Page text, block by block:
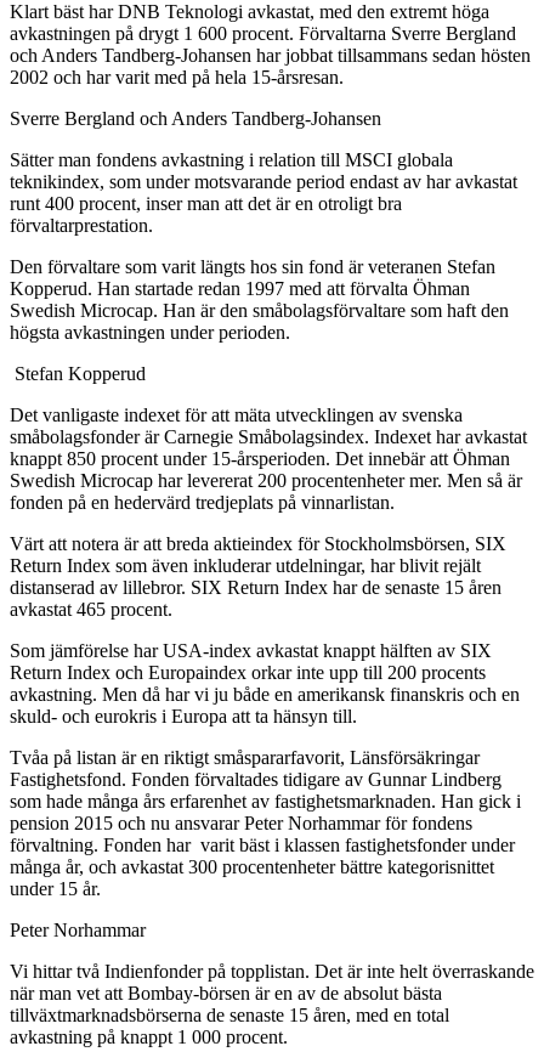
Klart bäst har DNB Teknologi avkastat, med den extremt höga
avkastningen på drygt 1 600 procent. Förvaltarna Sverre Bergland
och Anders Tandberg-Johansen har jobbat tillsammans sedan hösten
2002 och har varit med på hela 15-årsresan.
Sverre Bergland och Anders Tandberg-Johansen
Sätter man fondens avkastning i relation till MSCI globala
teknikindex, som under motsvarande period endast av har avkastat
runt 400 procent, inser man att det är en otroligt bra
förvaltarprestation.
Den förvaltare som varit längts hos sin fond är veteranen Stefan
Kopperud. Han startade redan 1997 med att förvalta Öhman
Swedish Microcap. Han är den småbolagsförvaltare som haft den
högsta avkastningen under perioden.
Stefan Kopperud
Det vanligaste indexet för att mäta utvecklingen av svenska
småbolagsfonder är Carnegie Småbolagsindex. Indexet har avkastat
knappt 850 procent under 15-årsperioden. Det innebär att Öhman
Swedish Microcap har levererat 200 procentenheter mer. Men så är
fonden på en hedervärd tredjeplats på vinnarlistan.
Värt att notera är att breda aktieindex för Stockholmsbörsen, SIX
Return Index som även inkluderar utdelningar, har blivit rejält
distanserad av lillebror. SIX Return Index har de senaste 15 åren
avkastat 465 procent.
Som jämförelse har USA-index avkastat knappt hälften av SIX
Return Index och Europaindex orkar inte upp till 200 procents
avkastning. Men då har vi ju både en amerikansk finanskris och en
skuld- och eurokris i Europa att ta hänsyn till.
Tvåa på listan är en riktigt småspararfavorit, Länsförsäkringar
Fastighetsfond. Fonden förvaltades tidigare av Gunnar Lindberg
som hade många års erfarenhet av fastighetsmarknaden. Han gick i
pension 2015 och nu ansvarar Peter Norhammar för fondens
förvaltning. Fonden har varit bäst i klassen fastighetsfonder under
många år, och avkastat 300 procentenheter bättre kategorisnittet
under 15 år.
Peter Norhammar
Vi hittar två Indienfonder på topplistan. Det är inte helt överraskande
när man vet att Bombay-börsen är en av de absolut bästa
tillväxtmarknadsbörserna de senaste 15 åren, med en total
avkastning på knappt 1 000 procent.